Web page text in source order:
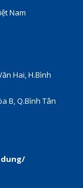
Nam
Hai, H.Bình
B, Q.Bình Tân